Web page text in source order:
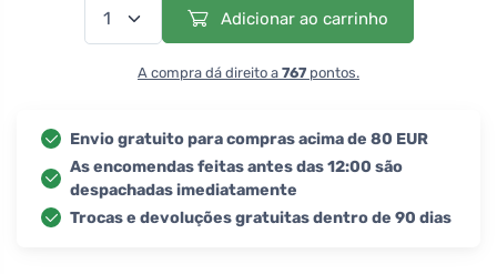
Adicionar ao carrinho
A compra dá direito a 767 pontos.
Envio gratuito para compras acima de 80 EUR
As encomendas feitas antes das 12:00 são
despachadas imediatamente
Trocas e devoluções gratuitas dentro de 90 dias